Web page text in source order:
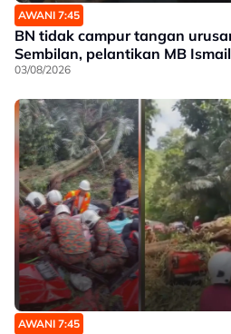
AWANI 7:45
BN tidak campur tangan
Sembilan, pelantikan MB
03/08/2026
AWANI 7:45